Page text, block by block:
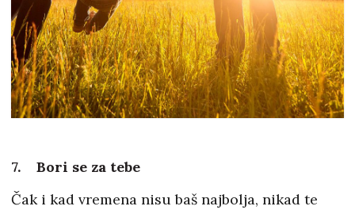
7. Bori se za tebe
Čak i kad vremena nisu baš najbolja, nikad te